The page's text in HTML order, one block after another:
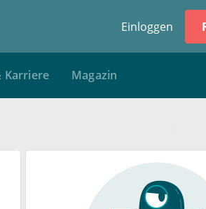
Einloggen
Karriere Magazin